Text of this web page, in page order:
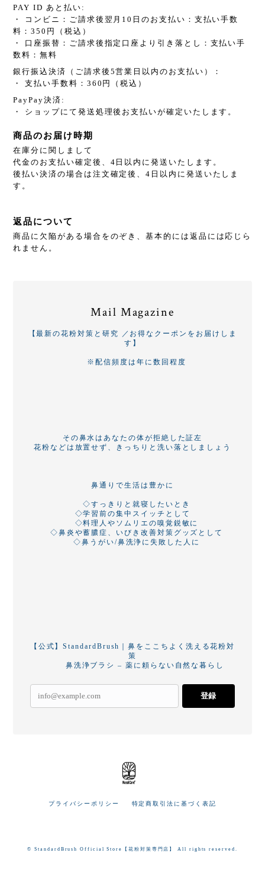
PAY ID あと払い:
・ コンビニ：ご請求後翌月10日のお支払い：支払い手数
料：350円（税込）
・ 口座振替：ご請求後指定口座より引き落とし：支払い手
数料：無料
銀行振込決済（ご請求後5営業日以内のお支払い）：
・ 支払い手数料：360円（税込）
PayPay決済:
・ ショップにて発送処理後お支払いが確定いたします。
商品のお届け時期
在庫分に関しまして
代金のお支払い確定後、4日以内に発送いたします。
後払い決済の場合は注文確定後、4日以内に発送いたしま
す。
返品について
商品に欠陥がある場合をのぞき、基本的には返品には応じら
れません。
Mail Magazine
【最新の花粉対策と研究 ／お得なクーポンをお届けしま
す】
※配信頻度は年に数回程度
その鼻水はあなたの体が拒絶した証左
花粉などは放置せず、きっちりと洗い落としましょう
鼻通りで生活は豊かに
◇すっきりと就寝したいとき
◇学習前の集中スイッチとして
◇料理人やソムリエの嗅覚鋭敏に
◇鼻炎や蓄膿症、いびき改善対策グッズとして
◇鼻うがい/鼻洗浄に失敗した人に
【公式】StandardBrush｜鼻をここちよく洗える花粉対
策
鼻洗浄ブラシ – 薬に頼らない自然な暮らし
登録
プライバシーポリシー 特定商取引法に基づく表記
© StandardBrush Official Store【花粉対策専門店】 All rights reserved.